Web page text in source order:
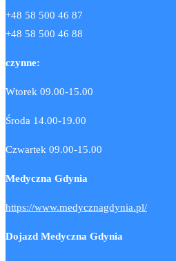
+48 58 500 46 87
+48 58 500 46 88
czynne:
Wtorek 09.00-15.00
Środa 14.00-19.00
Czwartek 09.00-15.00
Medyczna Gdynia
https://www.medycznagdynia.pl/
Dojazd Medyczna Gdynia